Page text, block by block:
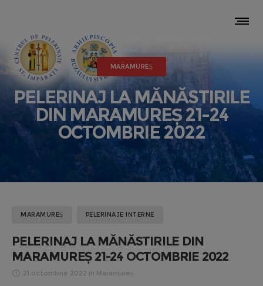
MARAMUREȘ
PELERINAJ LA MĂNĂSTIRILE
DIN MARAMUREȘ 21-24
OCTOMBRIE 2022
MARAMUREȘ PELERINAJE INTERNE
PELERINAJ LA MĂNĂSTIRILE DIN
MARAMUREȘ 21-24 OCTOMBRIE 2022
21 octombrie 2022 in Maramureș